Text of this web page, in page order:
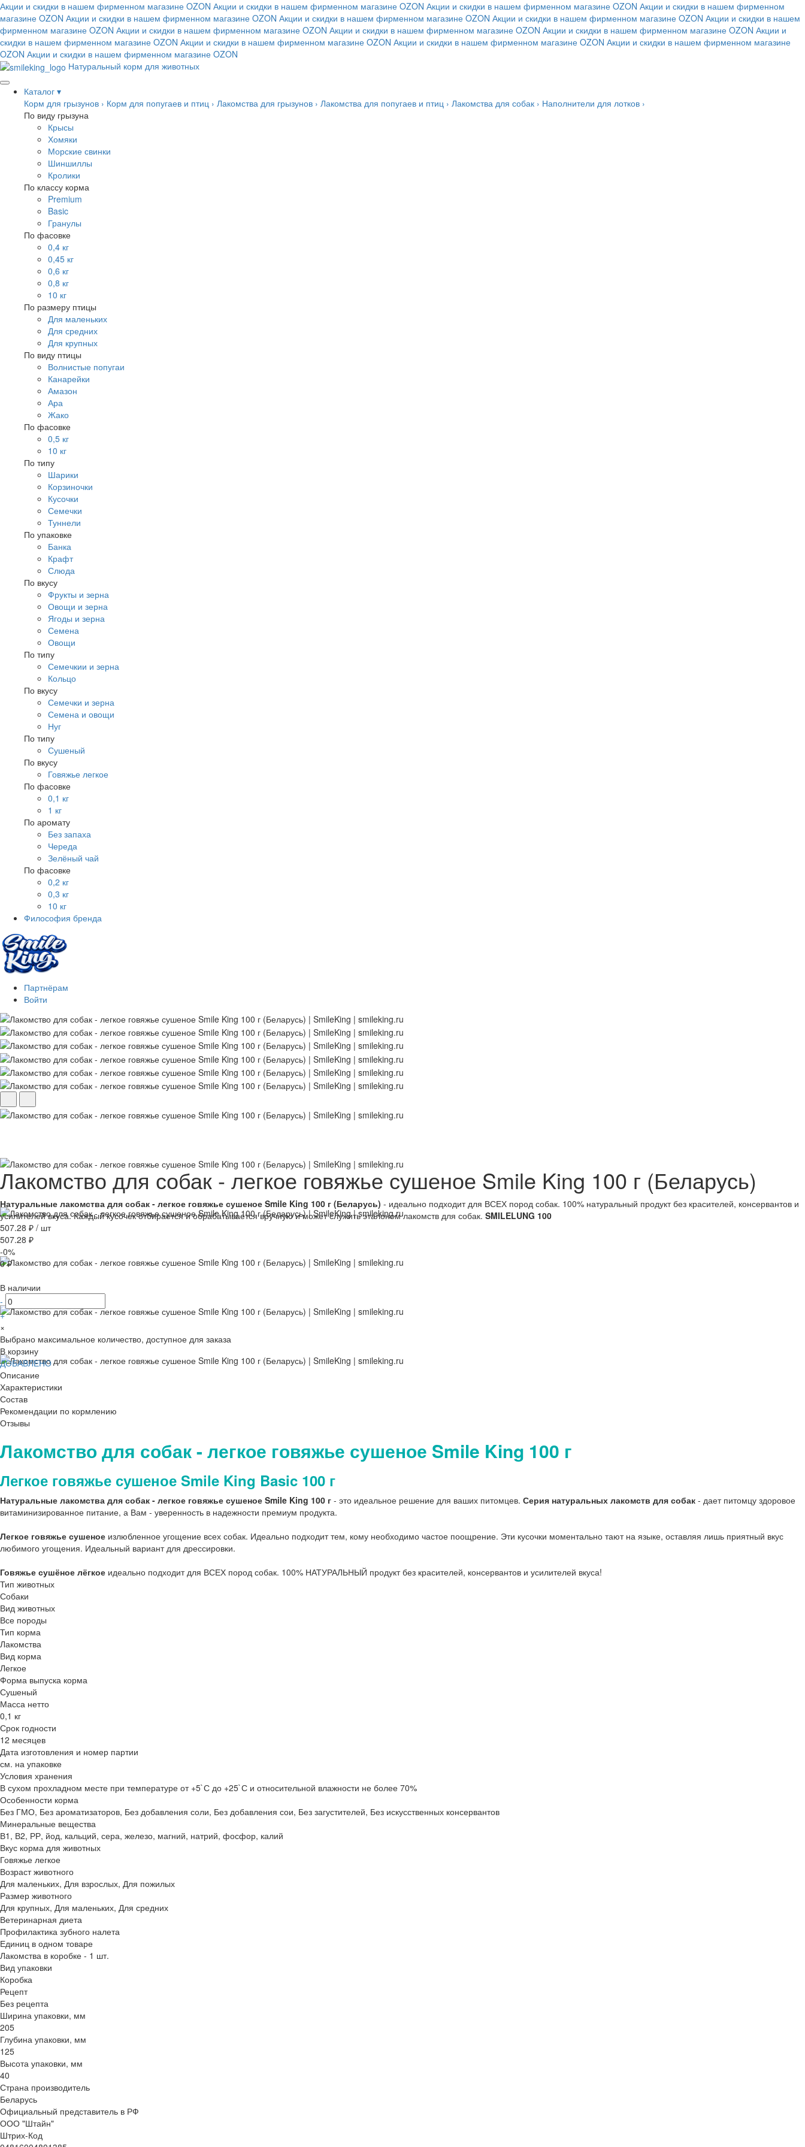
Акции и скидки в нашем фирменном магазине OZON Акции и скидки в нашем фирменном магазине OZON Акции и скидки в нашем фирменном магазине OZON Акции и скидки в нашем фирменном
магазине OZON Акции и скидки в нашем фирменном магазине OZON Акции и скидки в нашем фирменном магазине OZON Акции и скидки в нашем фирменном магазине OZON Акции и скидки в нашем
фирменном магазине OZON Акции и скидки в нашем фирменном магазине OZON Акции и скидки в нашем фирменном магазине OZON Акции и скидки в нашем фирменном магазине OZON Акции и
скидки в нашем фирменном магазине OZON Акции и скидки в нашем фирменном магазине OZON Акции и скидки в нашем фирменном магазине OZON Акции и скидки в нашем фирменном магазине
OZON Акции и скидки в нашем фирменном магазине OZON
Натуральный корм для животных
Каталог ▾
Корм для грызунов › Корм для попугаев и птиц › Лакомства для грызунов › Лакомства для попугаев и птиц › Лакомства для собак › Наполнители для лотков ›
По виду грызуна
Крысы
Хомяки
Морские свинки
Шиншиллы
Кролики
По классу корма
Premium
Basic
Гранулы
По фасовке
0,4 кг
0,45 кг
0,6 кг
0,8 кг
10 кг
По размеру птицы
Для маленьких
Для средних
Для крупных
По виду птицы
Волнистые попугаи
Канарейки
Амазон
Ара
Жако
По фасовке
0,5 кг
10 кг
По типу
Шарики
Корзиночки
Кусочки
Семечки
Туннели
По упаковке
Банка
Крафт
Слюда
По вкусу
Фрукты и зерна
Овощи и зерна
Ягоды и зерна
Семена
Овощи
По типу
Семечкии и зерна
Кольцо
По вкусу
Семечки и зерна
Семена и овощи
Нуг
По типу
Сушеный
По вкусу
Говяжье легкое
По фасовке
0,1 кг
1 кг
По аромату
Без запаха
Череда
Зелёный чай
По фасовке
0,2 кг
0,3 кг
10 кг
Философия бренда
Партнёрам
Войти
Лакомство для собак - легкое говяжье сушеное Smile King 100 г (Беларусь)
Натуральные лакомства для собак - легкое говяжье сушеное Smile King 100 г (Беларусь) - идеально подходит для ВСЕХ пород собак. 100% натуральный продукт без красителей, консервантов и
усилителей вкуса. Каждый кусочек отбирается и обрабатывается вручную и может служить эталоном лакомств для собак. SMILELUNG 100
507.28 ₽ / шт
507.28 ₽
-0%
0 ₽
В наличии
-
+
×
Выбрано максимальное количество, доступное для заказа
В корзину
ДОБАВЛЕНО
Описание
Характеристики
Состав
Рекомендации по кормлению
Отзывы
Лакомство для собак - легкое говяжье сушеное Smile King 100 г
Легкое говяжье сушеное Smile King Basic 100 г
Натуральные лакомства для собак - легкое говяжье сушеное Smile King 100 г - это идеальное решение для ваших питомцев. Серия натуральных лакомств для собак - дает питомцу здоровое
витаминизированное питание, а Вам - уверенность в надежности премиум продукта.
Легкое говяжье сушеное излюбленное угощение всех собак. Идеально подходит тем, кому необходимо частое поощрение. Эти кусочки моментально тают на языке, оставляя лишь приятный вкус
любимого угощения. Идеальный вариант для дрессировки.
Говяжье сушёное лёгкое идеально подходит для ВСЕХ пород собак. 100% НАТУРАЛЬНЫЙ продукт без красителей, консервантов и усилителей вкуса!
Тип животных
Собаки
Вид животных
Все породы
Тип корма
Лакомства
Вид корма
Легкое
Форма выпуска корма
Сушеный
Масса нетто
0,1 кг
Срок годности
12 месяцев
Дата изготовления и номер партии
см. на упаковке
Условия хранения
В сухом прохладном месте при температуре от +5`С до +25`С и относительной влажности не более 70%
Особенности корма
Без ГМО, Без ароматизаторов, Без добавления соли, Без добавления сои, Без загустителей, Без искусственных консервантов
Минеральные вещества
В1, В2, РР, йод, кальций, сера, железо, магний, натрий, фосфор, калий
Вкус корма для животных
Говяжье легкое
Возраст животного
Для маленьких, Для взрослых, Для пожилых
Размер животного
Для крупных, Для маленьких, Для средних
Ветеринарная диета
Профилактика зубного налета
Единиц в одном товаре
Лакомства в коробке - 1 шт.
Вид упаковки
Коробка
Рецепт
Без рецепта
Ширина упаковки, мм
205
Глубина упаковки, мм
125
Высота упаковки, мм
40
Страна производитель
Беларусь
Официальный представитель в РФ
ООО "Штайн"
Штрих-Код